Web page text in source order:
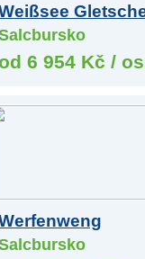
6 954 Kč /